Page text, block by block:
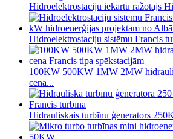
Hidroelektrostaciju iekārtu ražotājs
Hidroelektrostaciju sistēmu Francis
100KW 500KW 1MW 2MW
cena...
Hidrauliskais turbīnu ģenerators